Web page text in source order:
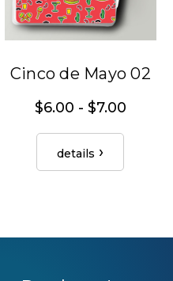
Cinco de Mayo 02
$6.00 - $7.00
details